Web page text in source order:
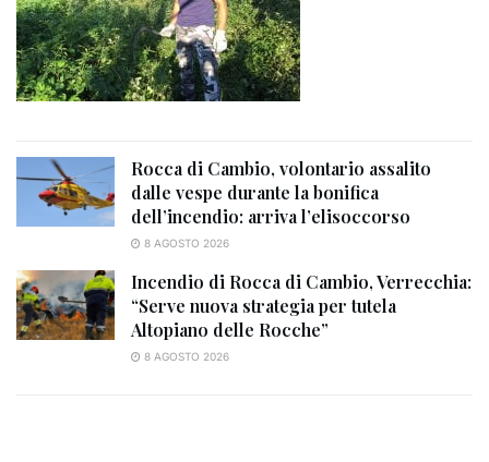
Rocca di Cambio, volontario assalito
dalle vespe durante la bonifica
dell’incendio: arriva l’elisoccorso
8 AGOSTO 2026
Incendio di Rocca di Cambio, Verrecchia:
“Serve nuova strategia per tutela
Altopiano delle Rocche”
8 AGOSTO 2026